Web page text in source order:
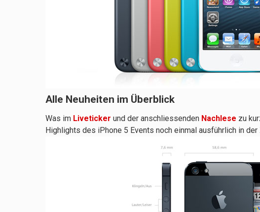
Alle Neuheiten im Überblick
Was im Liveticker und der anschliessenden Nachlese zu
Highlights des iPhone 5 Events noch einmal ausführlich in